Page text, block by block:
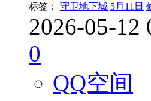
标签： 守卫地下城 5月11日
2026-05-12
0
QQ空间